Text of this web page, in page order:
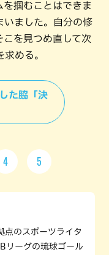
掴むことはできま
いました。自分の修
こを見つめ直して次
める。
た脇「決
4 5
点のスポーツライタ
リーグの琉球ゴール